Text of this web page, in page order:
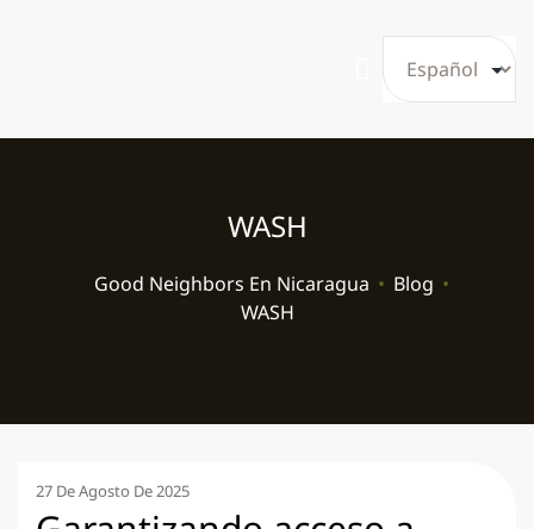
WASH
Good Neighbors En Nicaragua • Blog •
WASH
27 De Agosto De 2025